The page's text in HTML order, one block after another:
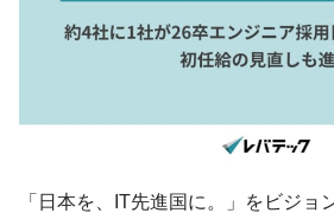
「日本を、IT先進国に。」をビジョ